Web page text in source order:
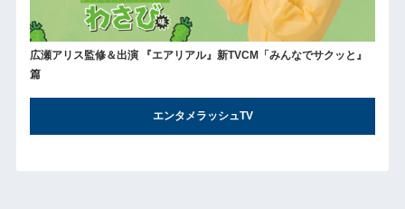
広瀬アリス監修＆出演 『エアリアル』新TVCM「みんなでサクッと』
篇
エンタメラッシュTV